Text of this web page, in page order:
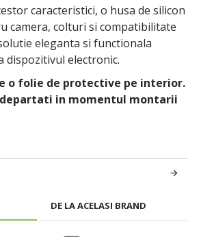
DE LA ACELASI BRAND
caracteristici, o husa de silicon
camera, colturi si compatibilitate
eleganta si functionala
electronic.
o folie de protective pe interior.
in momentul montarii